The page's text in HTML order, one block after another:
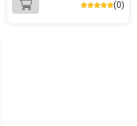
(0)